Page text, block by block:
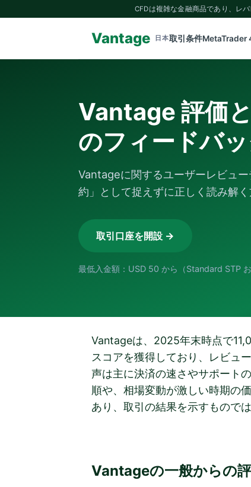
CFDは複雑な金融商品であり、レ
Vantage 日本取引条件MetaTrader
Vantage 評価
のフィードバッ
Vantageに関するユーザーレビュ
約」として捉えずに正しく読み解く
取引口座を開設 →
最低入金額：USD 50 から（Standard STP
Vantageは、2025年末時点で
スコアを獲得しており、レビュ
声は主に決済の速さやサポート
順や、相場変動が激しい時期の
あり、取引の結果を示すものでは
Vantageの一般からの